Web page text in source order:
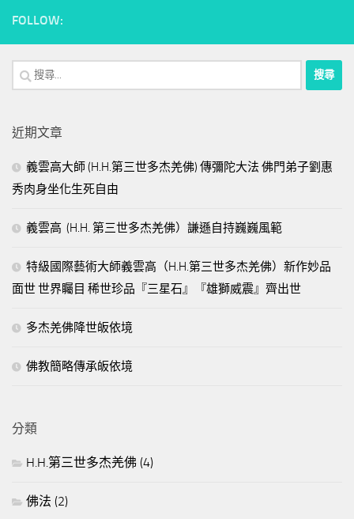
FOLLOW:
搜
尋
鍵
近期文章
義雲高大師 (H.H.第三世多杰羌佛) 傳彌陀大法 佛門弟子劉惠
秀肉身坐化生死自由
義雲高 (H.H. 第三世多杰羌佛）謙遜自持巍巍風範
特級國際藝術大師義雲高（H.H.第三世多杰羌佛）新作妙品
面世 世界矚目 稀世珍品『三星石』『雄獅威震』齊出世
多杰羌佛降世皈依境
佛教簡略傳承皈依境
分類
H.H.第三世多杰羌佛 (4)
佛法 (2)